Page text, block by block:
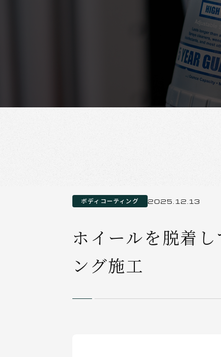
ボディコーティング 2025.12.13
ホイールを脱着
ング施工